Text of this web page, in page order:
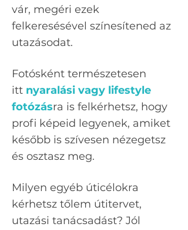
vár, megéri ezek
felkeresésével színesítened az
utazásodat.
Fotósként természetesen
itt nyaralási vagy lifestyle
fotózásra is felkérhetsz, hogy
profi képeid legyenek, amiket
később is szívesen nézegetsz
és osztasz meg.
Milyen egyéb úticélokra
kérhetsz tőlem útitervet,
utazási tanácsadást? Jól